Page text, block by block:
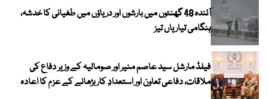
آئندہ 48 گھنٹوں میں بارشوں اور دریاؤں میں طغیانی کا خدشہ،
ہنگامی تیاریاں تیز
فیلڈ مارشل سید عاصم منیر اور صومالیہ کے وزیر دفاع کی
ملاقات، دفاعی تعاون اور استعدادِ کار بڑھانے کے عزم کا اعادہ